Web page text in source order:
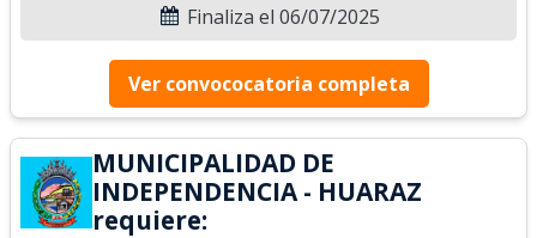
Finaliza el 06/07/2025
Ver convococatoria completa
MUNICIPALIDAD DE
INDEPENDENCIA - HUARAZ
requiere: